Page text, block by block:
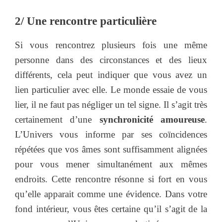
2/ Une rencontre particulière
Si vous rencontrez plusieurs fois une même
personne dans des circonstances et des lieux
différents, cela peut indiquer que vous avez un
lien particulier avec elle. Le monde essaie de vous
lier, il ne faut pas négliger un tel signe. Il s’agit très
certainement d’une synchronicité amoureuse.
L’Univers vous informe par ses coïncidences
répétées que vos âmes sont suffisamment alignées
pour vous mener simultanément aux mêmes
endroits. Cette rencontre résonne si fort en vous
qu’elle apparait comme une évidence. Dans votre
fond intérieur, vous êtes certaine qu’il s’agit de la